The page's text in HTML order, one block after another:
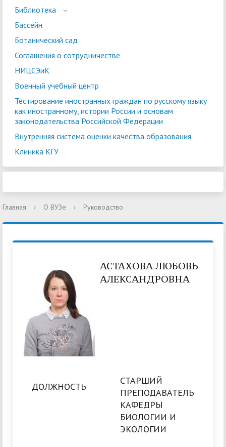
Библиотека
Бассейн
Ботанический сад
Соглашения о сотрудничестве
НИЦСЭиК
Военный учебный центр
Тестирование иностранных граждан по русскому языку
как иностранному, истории России и основам
законодательства Российской Федерации
Внутренняя система оценки качества образования
Клиника КГУ
Главная › О ВУЗе › Руководство
АСТАХОВА ЛЮБОВЬ
АЛЕКСАНДРОВНА
ДОЛЖНОСТЬ
СТАРШИЙ
ПРЕПОДАВАТЕЛЬ
КАФЕДРЫ
БИОЛОГИИ И
ЭКОЛОГИИ